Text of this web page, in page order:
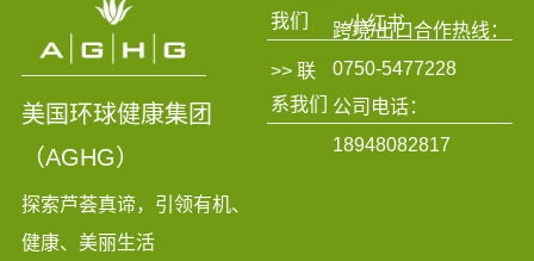
美国环球健康集团
（AGHG）
探索芦荟真谛，引领有机、
健康、美丽生活
我们
小红书
>> 联
系我们
跨境/出口合作热线：
0750-5477228
公司电话：
18948082817